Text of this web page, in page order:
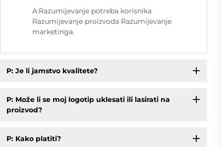
A:Razumijevanje potreba korisnika
Razumijevanje proizvoda Razumijevanje
marketinga.
P: Je li jamstvo kvalitete?
P: Može li se moj logotip uklesati ili lasirati na
proizvod?
P: Kako platiti?